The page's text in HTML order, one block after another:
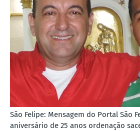
São Felipe: Mensagem do Portal São
aniversário de 25 anos ordenação